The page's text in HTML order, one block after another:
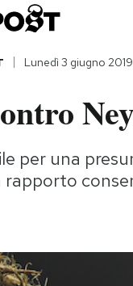
Lunedì 3 giugno 2019
per una
rapporto